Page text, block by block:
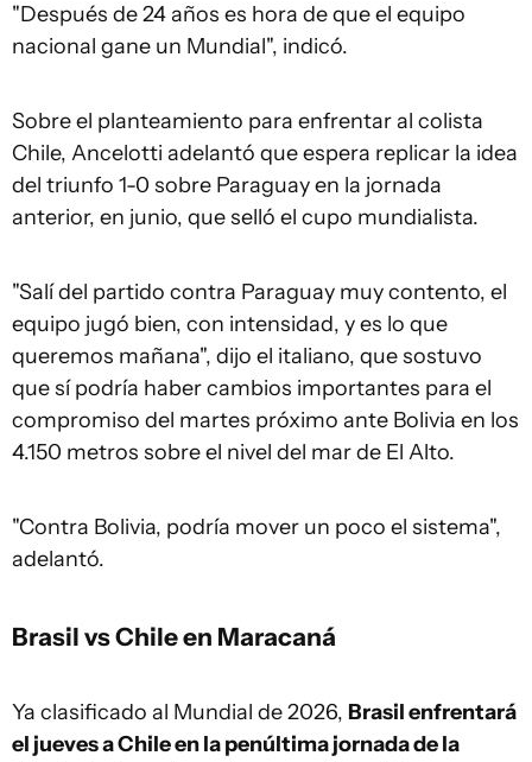
"Después de 24 años es hora de que el equipo
nacional gane un Mundial", indicó.
Sobre el planteamiento para enfrentar al colista
Chile, Ancelotti adelantó que espera replicar la idea
del triunfo 1-0 sobre Paraguay en la jornada
anterior, en junio, que selló el cupo mundialista.
"Salí del partido contra Paraguay muy contento, el
equipo jugó bien, con intensidad, y es lo que
queremos mañana", dijo el italiano, que sostuvo
que sí podría haber cambios importantes para el
compromiso del martes próximo ante Bolivia en los
4.150 metros sobre el nivel del mar de El Alto.
"Contra Bolivia, podría mover un poco el sistema",
adelantó.
Brasil vs Chile en Maracaná
Ya clasificado al Mundial de 2026, Brasil enfrentará
el jueves a Chile en la penúltima jornada de la